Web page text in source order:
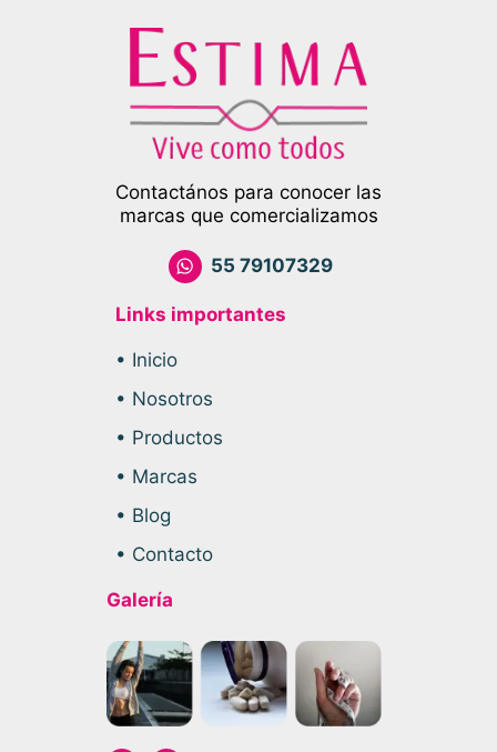
Contactános para conocer las
marcas que comercializamos
55 79107329
Links importantes
• Inicio
• Nosotros
• Productos
• Marcas
• Blog
• Contacto
Galería